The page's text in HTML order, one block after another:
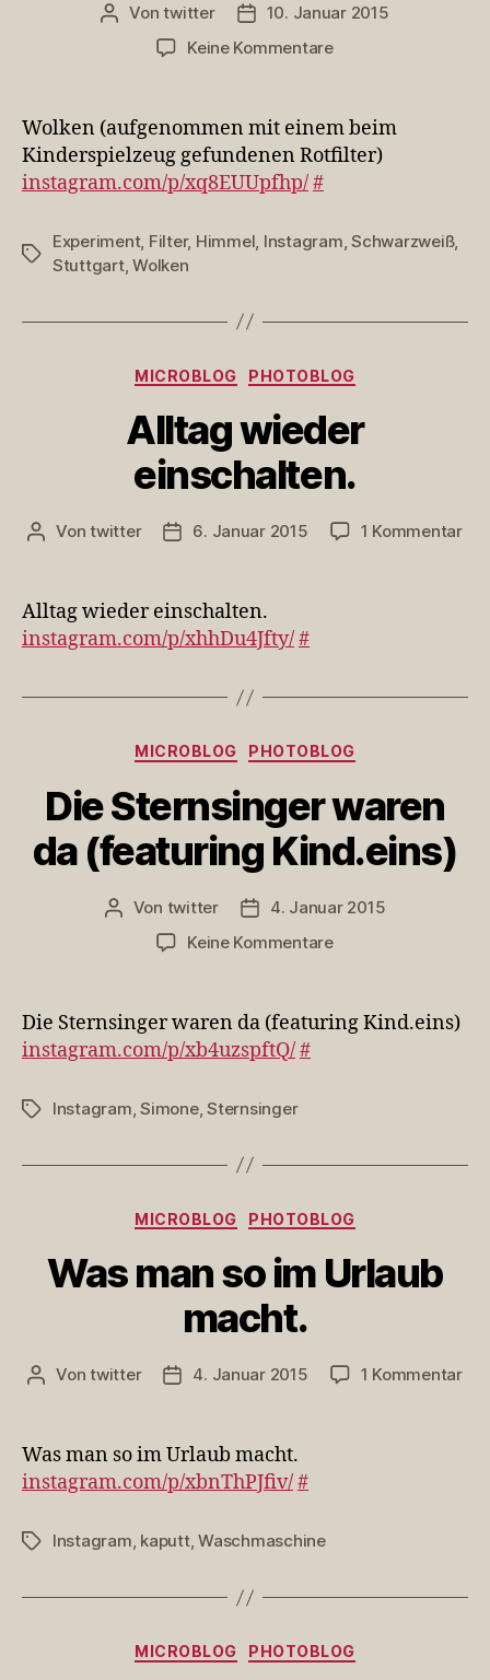
Beitragsautor
Vontwitter Veröffentlichungsdatum
10. Januar 2015
Keine Kommentarezu
mit
einem
beim
Wolken (aufgenommen mit einem beim
Kinderspielzeug gefundenen Rotfilter)
instagram.com/p/xq8EUUpfhp/#
Schlagwörter
Experiment, Filter, Himmel Instagram ,Schwarzweiß,
Stuttgart,Wolken
Kategorien
MICROBLOG PHOTOBLOG
Alltag wieder
einschalten.
Beitragsautor
Vontwitter Veröffentlichungsdatum
6. Januar 2015 1 Kommentarzu
Alltag wieder einschalten.
instagram.com/p/xhhDu4Jfty/#
Kategorien
MICROBLOG PHOTOBLOG
Die Sternsinger waren
da (featuring Kind.eins)
Beitragsautor
Von twitter Veröffentlichungsdatum
4. Januar 2015
Keine Kommentarezu
waren
da
Die Sternsinger waren da (featuring Kind.eins)
instagram.com/p/xb4uzspftQ/#
Schlagwörter
Instagram ,Simone,Sternsinger
Kategorien
MICROBLOG PHOTOBLOG
Was man so im Urlaub
macht.
Beitragsautor
Vontwitter Veröffentlichungsdatum
4. Januar 2015 1 Kommentarzu
Was man so im Urlaub macht.
instagram.com/p/xbnThPJfiv/#
Schlagwörter
Instagram, kaputt,Waschmaschine
Kategorien
MICROBLOG PHOTOBLOG